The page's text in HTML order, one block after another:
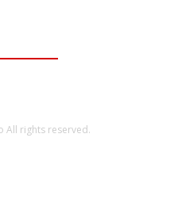
All rights reserved.